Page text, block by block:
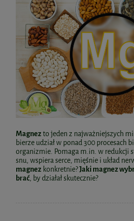
Colostrum Siara Bydlęca
Skoczylas
Witamina C TRIO
35,00 zł
do koszyka
Kremowy żel pod
konopi 200ml
23,64 zł
Cena regularna:
Najniższa cena:
do koszyka
do koszyka
Magnezto jeden z najważniejszych
bierze udział w ponad 300 procesach
organizmie. Pomaga m.in. w redukcji
snu, wspiera serce, mięśnie i układ
magnez konkretnie?Jaki magnez
brać, by działał skutecznie?